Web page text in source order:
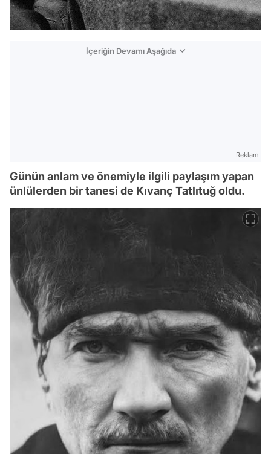
İçeriğin Devamı Aşağıda
Reklam
Günün anlam ve önemiyle ilgili paylaşım yapan
ünlülerden bir tanesi de Kıvanç Tatlıtuğ oldu.